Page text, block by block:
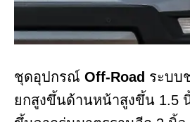
ชุดอุปกรณ์ Off-Road ระบบ
ยกสูงขึ้นด้านหน้าสูงขึ้น 1.5